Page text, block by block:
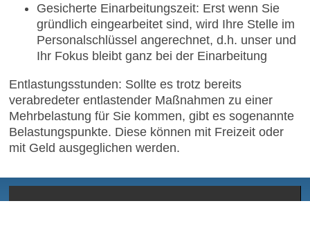
Gesicherte Einarbeitungszeit: Erst wenn Sie
gründlich eingearbeitet sind, wird Ihre Stelle im
Personalschlüssel angerechnet, d.h. unser und
Ihr Fokus bleibt ganz bei der Einarbeitung
Entlastungsstunden: Sollte es trotz bereits
verabredeter entlastender Maßnahmen zu einer
Mehrbelastung für Sie kommen, gibt es sogenannte
Belastungspunkte. Diese können mit Freizeit oder
mit Geld ausgeglichen werden.